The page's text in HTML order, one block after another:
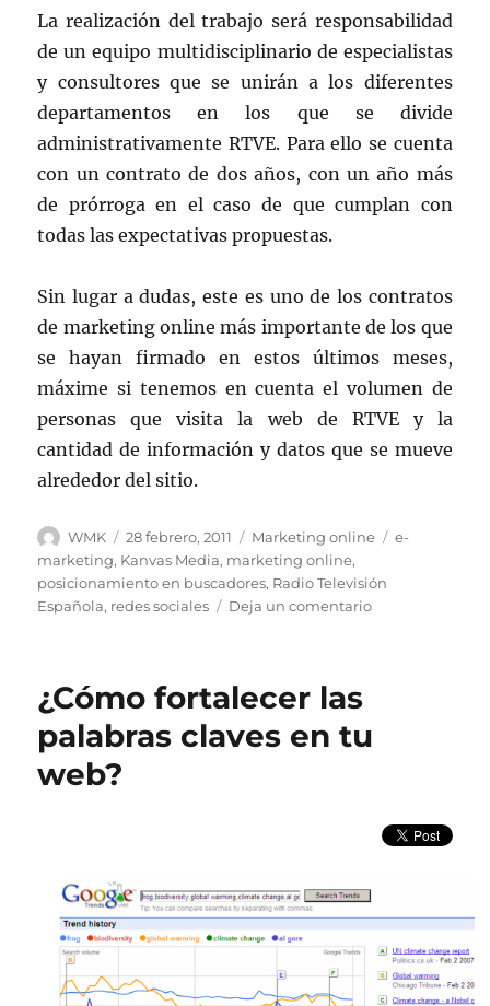
La realización del trabajo será responsabilidad
de un equipo multidisciplinario de especialistas
y consultores que se unirán a los diferentes
departamentos en los que se divide
administrativamente RTVE. Para ello se cuenta
con un contrato de dos años, con un año más
de prórroga en el caso de que cumplan con
todas las expectativas propuestas.
Sin lugar a dudas, este es uno de los contratos
de marketing online más importante de los que
se hayan firmado en estos últimos meses,
máxime si tenemos en cuenta el volumen de
personas que visita la web de RTVE y la
cantidad de información y datos que se mueve
alrededor del sitio.
Autor
WMK
Publicado
el
28 febrero, 2011 Categorías
Marketing online Etiquetas
e-
marketing, Kanvas Media, marketing online,
posicionamiento en buscadores, Radio Televisión
Española, redes sociales Deja un comentarioen
¿Cómo fortalecer las
palabras claves en tu
web?